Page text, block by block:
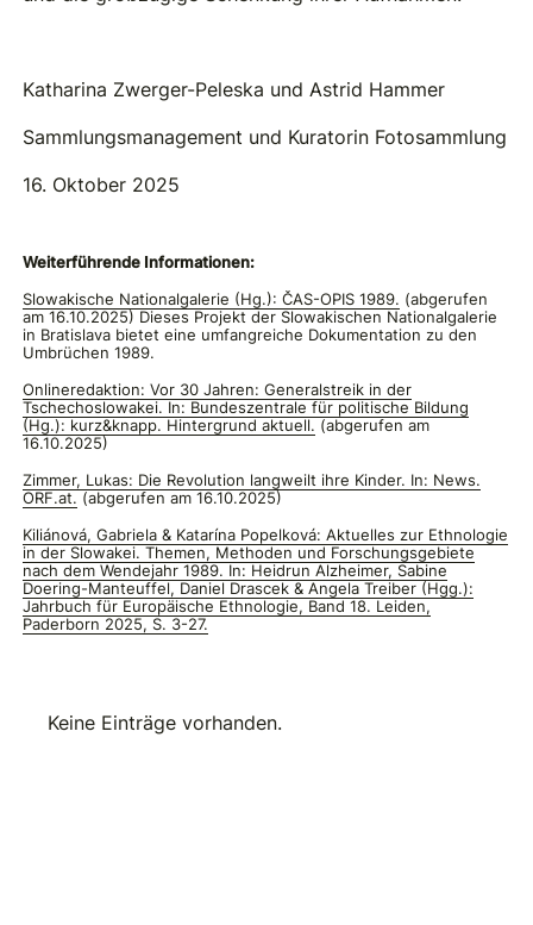
Katharina Zwerger-Peleska und Astrid Hammer
Sammlungsmanagement und Kuratorin Fotosammlung
16. Oktober 2025
Weiterführende Informationen:
Slowakische Nationalgalerie (Hg.): ČAS-OPIS 1989. (abgerufen
am 16.10.2025) Dieses Projekt der Slowakischen Nationalgalerie
in Bratislava bietet eine umfangreiche Dokumentation zu den
Umbrüchen 1989.
Onlineredaktion: Vor 30 Jahren: Generalstreik in der
Tschechoslowakei. In: Bundeszentrale für politische Bildung
(Hg.): kurz&knapp. Hintergrund aktuell. (abgerufen am
16.10.2025)
Zimmer, Lukas: Die Revolution langweilt ihre Kinder. In: News.
ORF.at. (abgerufen am 16.10.2025)
Kiliánová, Gabriela & Katarína Popelková: Aktuelles zur Ethnologie
in der Slowakei. Themen, Methoden und Forschungsgebiete
nach dem Wendejahr 1989. In: Heidrun Alzheimer, Sabine
Doering-Manteuffel, Daniel Drascek & Angela Treiber (Hgg.):
Jahrbuch für Europäische Ethnologie, Band 18. Leiden,
Paderborn 2025, S. 3-27.
Keine Einträge vorhanden.